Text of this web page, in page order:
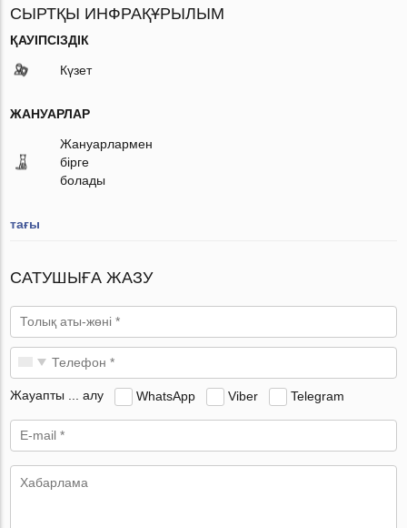
СЫРТҚЫ ИНФРАҚҰРЫЛЫМ
ҚАУІПСІЗДІК
Күзет
ЖАНУАРЛАР
Жануарлармен
бірге
болады
тағы
САТУШЫҒА ЖАЗУ
Жауапты ... алу WhatsApp Viber Telegram